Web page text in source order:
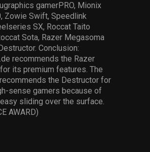
gamerPRO, Mionix
Zowie Swift, Speedlink
SX, Roccat Taito
Sota, Razer Megasoma
Conclusion:
recommends the Razer
its premium features. The
the Destructor for
sense gamers because of
sliding over the surface.
AWARD)